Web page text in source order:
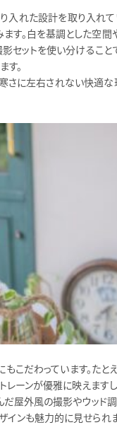
入れた設計を取り入れ
す。白を基調とした空間
セットを使い分けること
。
寒さに左右されない快適
こだわっています。たと
レーンが優雅に映えますし
だ屋外風の撮影やウッド
インも魅力的に見せられ